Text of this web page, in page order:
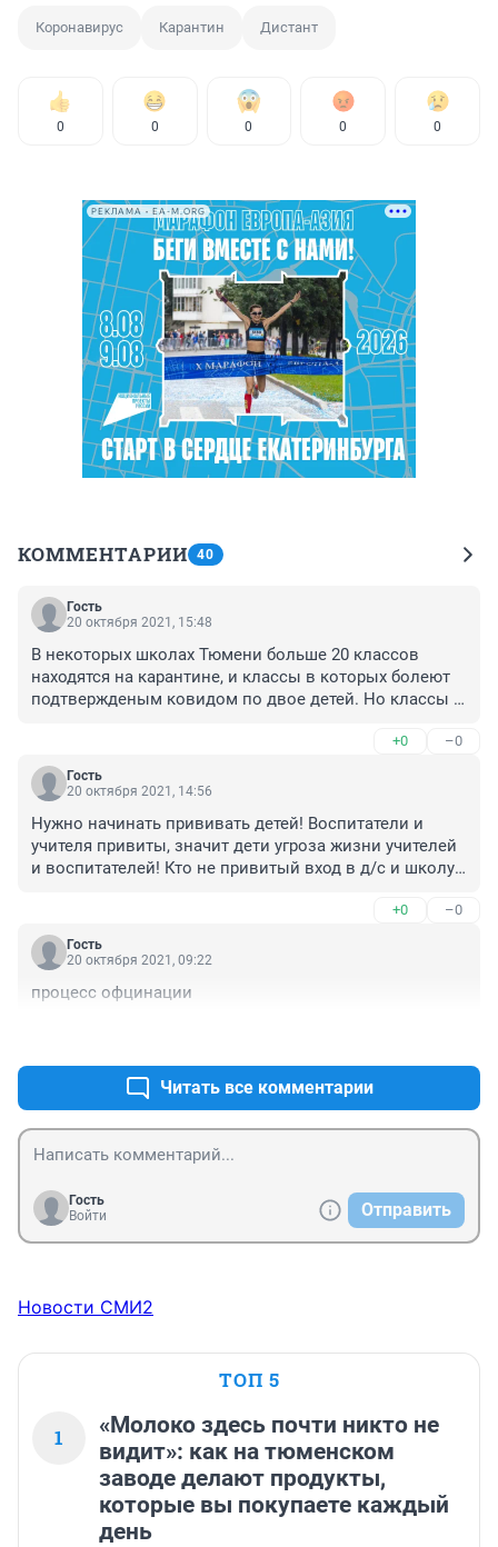
Коронавирус Карантин Дистант
0 0 0 0 0
РЕКЛАМА • EA-M.ORG
КОММЕНТАРИИ 40
Гость
20 октября 2021, 15:48
В некоторых школах Тюмени больше 20 классов
находятся на карантине, и классы в которых болеют
подтвержденым ковидом по двое детей. Но классы и
обучение! Родители зачастую даже не знают о том что
их дети контактировали с ребёнком, который
заболел. Жаль только учителей, они болеют, а те что
нагрузку.
+0 –0
Гость
20 октября 2021, 14:56
Нужно начинать прививать детей! Воспитатели и
учителя привиты, значит дети угроза жизни учителей
и воспитателей! Кто не привитый вход в д/с и школу
+0 –0
Гость
20 октября 2021, 09:22
процесс офцинации
Читать все комментарии
Гость
Войти
Отправить
Новости СМИ2
ТОП 5
1
«Молоко здесь почти никто не
видит»: как на тюменском
заводе делают продукты,
которые вы покупаете каждый
день